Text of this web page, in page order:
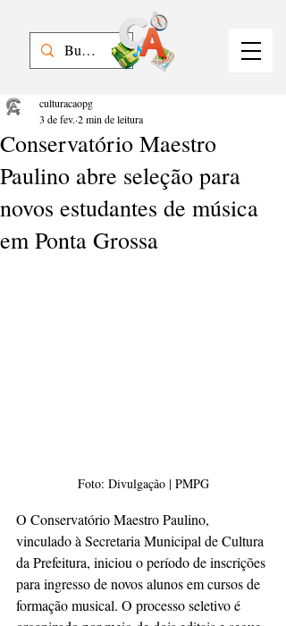
Conservatório Maestro
Paulino abre seleção para
novos estudantes de música
em Ponta Grossa
culturacaopg
3 de fev. 2 min de leitura
Foto: Divulgação | PMPG
O Conservatório Maestro Paulino,
vinculado à Secretaria Municipal de Cultura
da Prefeitura, iniciou o período de inscrições
para ingresso de novos alunos em cursos de
formação musical. O processo seletivo é